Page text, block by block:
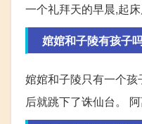
一个礼拜天的早晨,起床
婠婠和子陵有孩子
婠婠和子陵只有一个
后就跳下了诛仙台。 阿